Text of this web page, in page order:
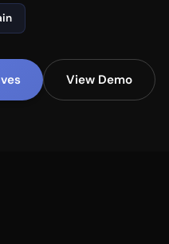
View Demo